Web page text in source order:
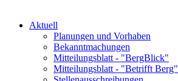
Aktuell
Planungen und Vorhaben
Bekanntmachungen
Mitteilungsblatt - "BergBlick"
Mitteilungsblatt - "Betrifft Berg"